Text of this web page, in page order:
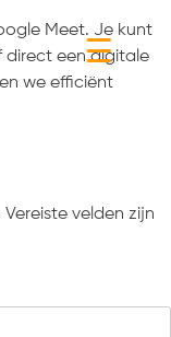
☰
Meet. Je kunt
direct een digitale
we efficiënt
Vereiste velden zijn